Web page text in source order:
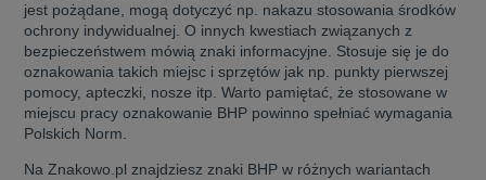
jest pożądane, mogą dotyczyć np. nakazu stosowania środków
ochrony indywidualnej. O innych kwestiach związanych z
bezpieczeństwem mówią znaki informacyjne. Stosuje się je do
oznakowania takich miejsc i sprzętów jak np. punkty pierwszej
pomocy, apteczki, nosze itp. Warto pamiętać, że stosowane w
miejscu pracy oznakowanie BHP powinno spełniać wymagania
Polskich Norm.
Na Znakowo.pl znajdziesz znaki BHP w różnych wariantach